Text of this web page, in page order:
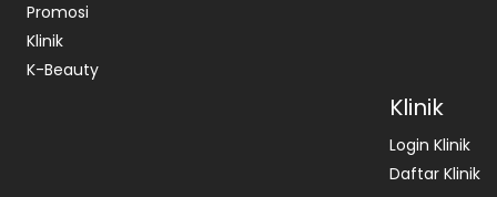
Promosi
Klinik
K-Beauty
Klinik
Login Klinik
Daftar Klinik